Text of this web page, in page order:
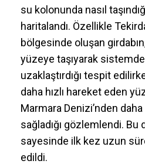
su kolonunda nasıl
haritalandı. Özellikle
bölgesinde oluşan
yüzeye taşıyarak
uzaklaştırdığı tespit
daha hızlı hareket eden
Marmara Denizi’nden
sağladığı gözlemlendi. Bu
sayesinde ilk kez uzun
edildi.